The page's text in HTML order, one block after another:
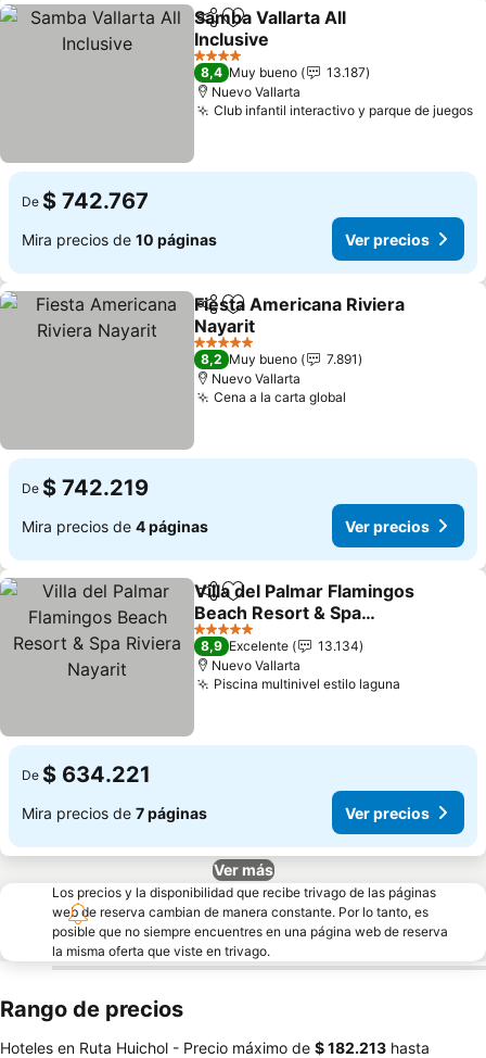
CompartirAgregar a favoritos
Samba Vallarta All
Inclusive
4 Estrellas
8,4 Muy bueno
13.187
Nuevo Vallarta
Club infantil interactivo y parque de juegos
De $ 742.767
Mira precios de 10 páginas Ver precios
CompartirAgregar a favoritos
Fiesta Americana Riviera
Nayarit
5 Estrellas
8,2 Muy bueno
7.891
Nuevo Vallarta
Cena a la carta global
De $ 742.219
Mira precios de 4 páginas Ver precios
CompartirAgregar a favoritos
Villa del Palmar Flamingos
Beach Resort & Spa
Riviera Nayarit
5 Estrellas
8,9 Excelente
13.134
Nuevo Vallarta
Piscina multinivel estilo laguna
De $ 634.221
Mira precios de 7 páginas Ver precios
Ver más
Los precios y la disponibilidad que recibe trivago de las páginas
web de reserva cambian de manera constante. Por lo tanto, es
posible que no siempre encuentres en una página web de reserva
la misma oferta que viste en trivago.
Rango de precios
Hoteles en Ruta Huichol - Precio máximo de ‎$ 182.213 hasta